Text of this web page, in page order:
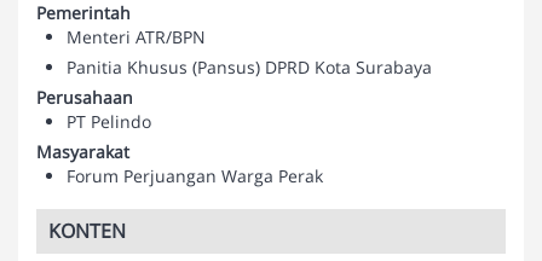
Pemerintah
Menteri ATR/BPN
Panitia Khusus (Pansus) DPRD Kota Surabaya
Perusahaan
PT Pelindo
Masyarakat
Forum Perjuangan Warga Perak
KONTEN